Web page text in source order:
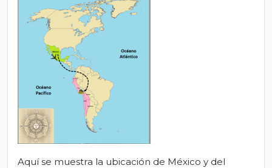
Aquí se muestra la ubicación de México y del